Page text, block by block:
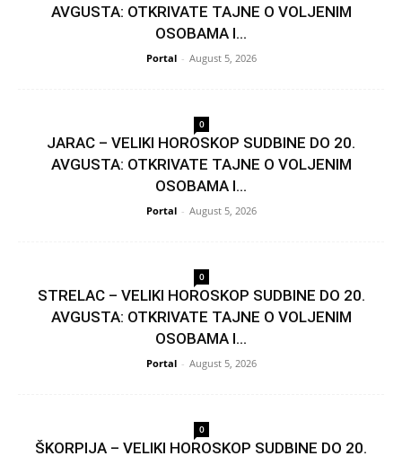
AVGUSTA: OTKRIVATE TAJNE O VOLJENIM
OSOBAMA I...
Portal - August 5, 2026
0
JARAC – VELIKI HOROSKOP SUDBINE DO 20.
AVGUSTA: OTKRIVATE TAJNE O VOLJENIM
OSOBAMA I...
Portal - August 5, 2026
0
STRELAC – VELIKI HOROSKOP SUDBINE DO 20.
AVGUSTA: OTKRIVATE TAJNE O VOLJENIM
OSOBAMA I...
Portal - August 5, 2026
0
ŠKORPIJA – VELIKI HOROSKOP SUDBINE DO 20.